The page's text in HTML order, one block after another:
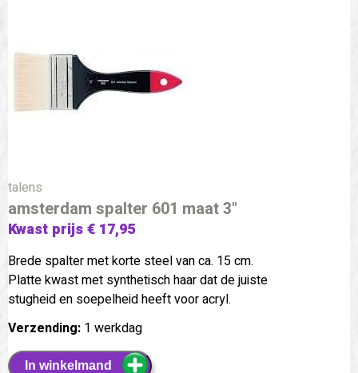
talens
amsterdam spalter 601 maat 3"
Kwast prijs € 17,95
Brede spalter met korte steel van ca. 15 cm.
Platte kwast met synthetisch haar dat de juiste
stugheid en soepelheid heeft voor acryl.
Verzending: 1 werkdag
In winkelmand